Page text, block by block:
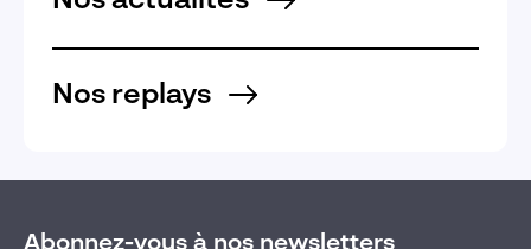
Nos replays
Abonnez-vous à nos newsletters